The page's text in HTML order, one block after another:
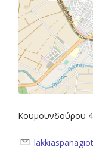
Κουμουνδούρου